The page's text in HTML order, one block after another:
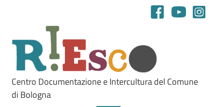
Centro Documentazione e Intercultura del Comune
di Bologna